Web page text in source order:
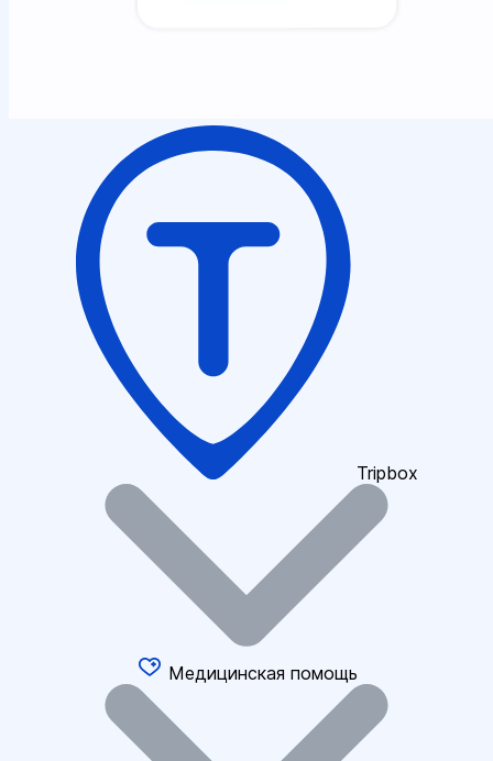
Tripbox
Медицинская помощь